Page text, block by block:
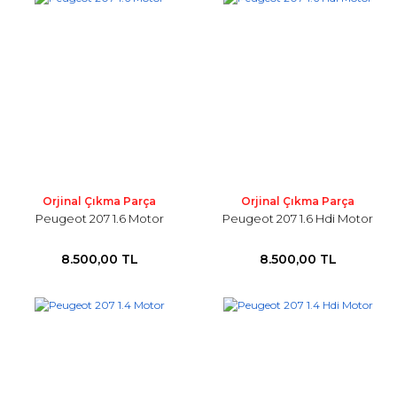
Orjinal Çıkma Parça
Peugeot 207 1.6 Motor
8.500,00 TL
Orjinal Çıkma Parça
Peugeot 207 1.6 Hdi Motor
8.500,00 TL